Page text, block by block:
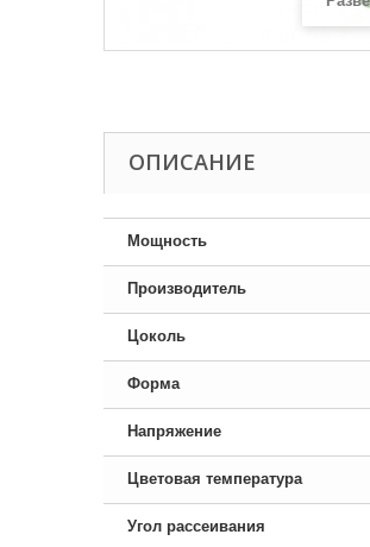
ОПИСАНИЕ
Мощность
Производитель
Цоколь
Форма
Напряжение
Цветовая температура
Угол рассеивания